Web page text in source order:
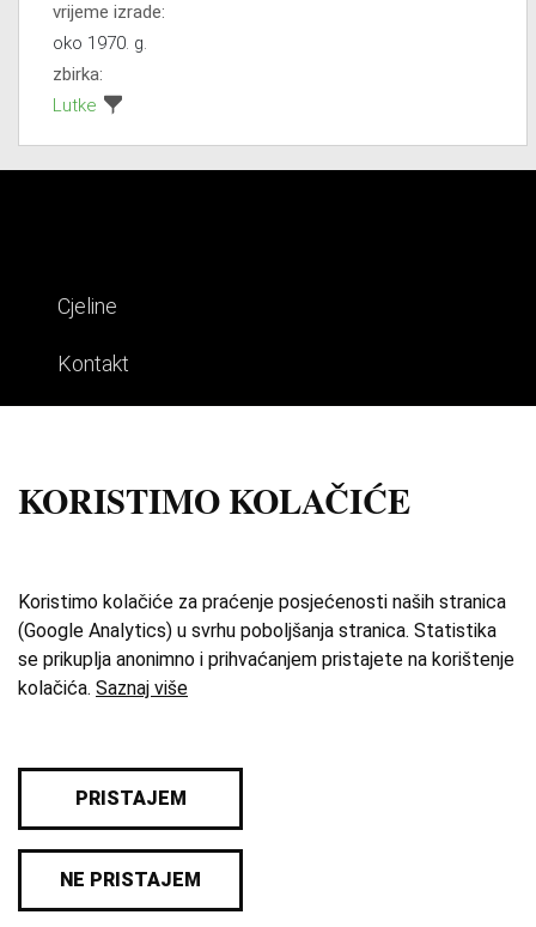
vrijeme izrade:
oko 1970. g.
zbirka:
Lutke
© 2026 Sva prava pridržana. Hrvatski školski
Cjeline
Kontakt
O zbirci
Katalog
Pravila privatnosti
KORISTIMO KOLAČIĆE
Koristimo kolačiće za praćenje posjećenosti naših stranica
(Google Analytics) u svrhu poboljšanja stranica. Statistika
se prikuplja anonimno i prihvaćanjem pristajete na korištenje
kolačića. Saznaj više
PRISTAJEM
NE PRISTAJEM